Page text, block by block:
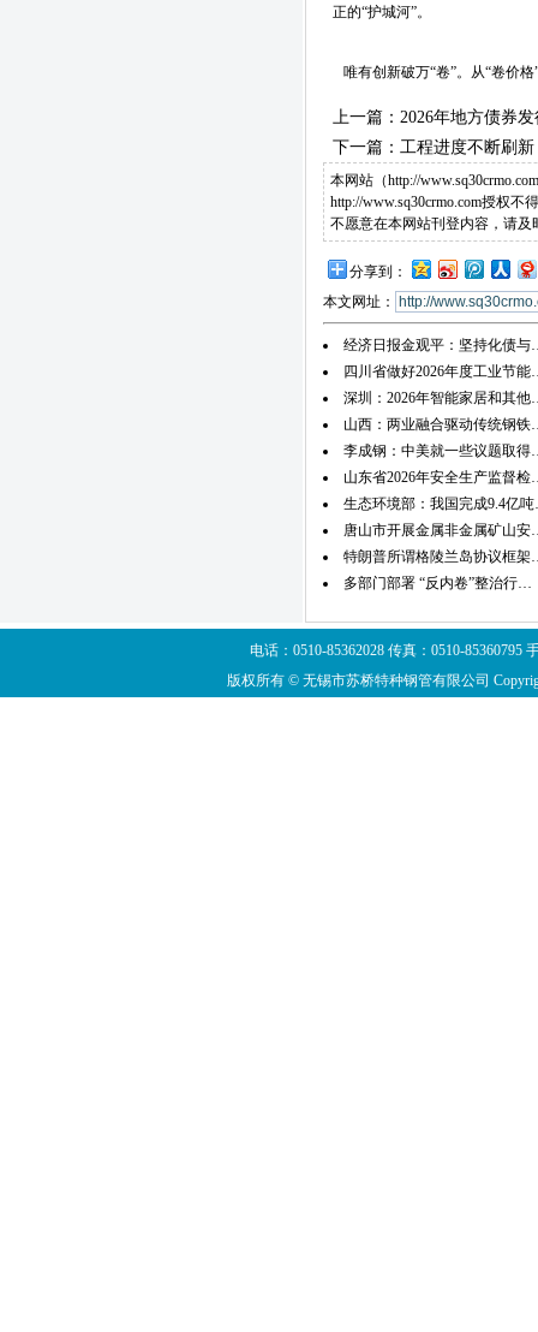
正的“护城河”。
唯有创新破万“卷”。从“卷价
上一篇： 2026年地方债券
下一篇： 工程进度不断刷
本网站（http://
http://www.sq30crmo.com授权
不愿意在本网站刊登内容，请
分享到：
本文网址：
经济日报金观平：坚持化债
四川省做好2026年度工业节
深圳：2026年智能家居和其
山西：两业融合驱动传统钢
李成钢：中美就一些议题取
山东省2026年安全生产监督
生态环境部：我国完成9.4亿
唐山市开展金属非金属矿山
特朗普所谓格陵兰岛协议框
多部门部署 “反内卷”整治行…
电话：0510-85362028 传真：0510-
版权所有 © 无锡市苏桥特种钢管有限公司